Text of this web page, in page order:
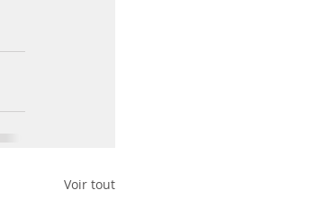
Voir tout